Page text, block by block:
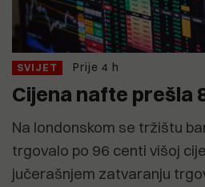
SVIJET Prije 4 h
Cijena nafte prešla
Na londonskom se tržištu
trgovalo po 96 centi višoj
jučerašnjem zatvaranju